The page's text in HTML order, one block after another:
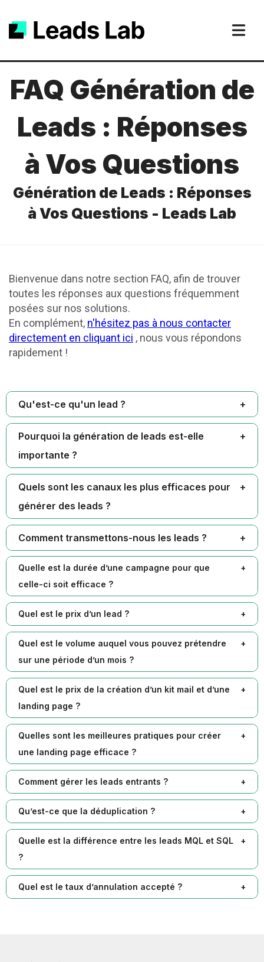
FAQ Génération de
Leads : Réponses
à Vos Questions
Génération de Leads : Réponses
à Vos Questions - Leads Lab
Bienvenue dans notre section FAQ, afin de trouver
toutes les réponses aux questions fréquemment
posées sur nos solutions.
En complément, n'hésitez pas à nous contacter
directement en cliquant ici , nous vous répondons
rapidement !
Qu'est-ce qu'un lead ?
Pourquoi la génération de leads est-elle
importante ?
Quels sont les canaux les plus efficaces pour
générer des leads ?
Comment transmettons-nous les leads ?
Quelle est la durée d’une campagne pour que
celle-ci soit efficace ?
Quel est le prix d’un lead ?
Quel est le volume auquel vous pouvez prétendre
sur une période d’un mois ?
Quel est le prix de la création d’un kit mail et d’une
landing page ?
Quelles sont les meilleures pratiques pour créer
une landing page efficace ?
Comment gérer les leads entrants ?
Qu’est-ce que la déduplication ?
Quelle est la différence entre les leads MQL et SQL
?
Quel est le taux d’annulation accepté ?